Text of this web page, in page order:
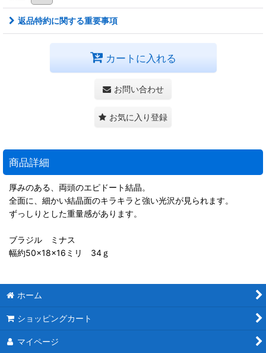
返品特約に関する重要事項
カートに入れる
お問い合わせ
お気に入り登録
商品詳細
厚みのある、両頭のエピドート結晶。
全面に、細かい結晶面のキラキラと強い光沢が見られます。
ずっしりとした重量感があります。
ブラジル ミナス
幅約50×18×16ミリ 34ｇ
ホーム
ショッピングカート
マイページ